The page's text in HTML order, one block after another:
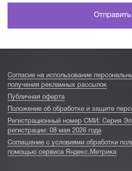
Отправить
Согласие на использование
получения рекламных рассылок
Публичная оферта
Положение об обработке и защите
Регистрационный номер СМИ: Серия
регистрации: 08 мая 2026 года
Соглашение с условиями обработки
помощью сервиса Яндекс.Метрика